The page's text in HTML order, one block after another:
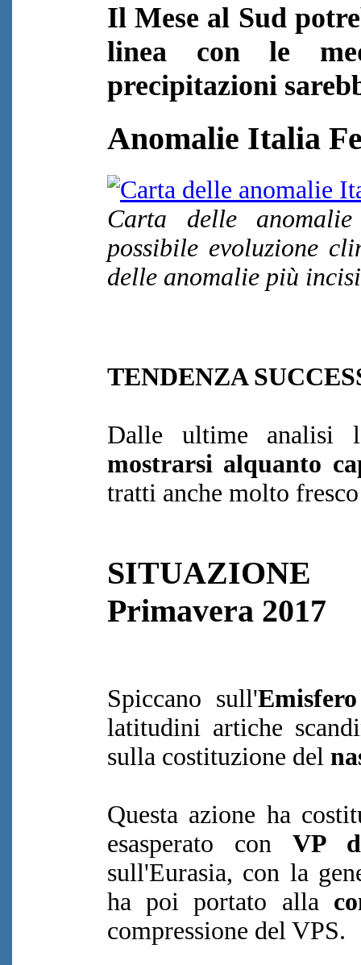
Il Mese al Sud
linea con le
precipitazioni
Anomalie Italia
Carta delle
possibile evoluzione
delle anomalie più
TENDENZA
Dalle ultime
mostrarsi alquanto
tratti anche molto
Primavera 2017
Spiccano sull'
latitudini artiche
sulla costituzione del
Questa azione ha
esasperato conVP
sull'Eurasia, con la
ha poi portato alla
compressione del VPS.